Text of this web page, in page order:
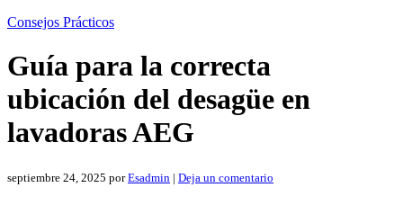
Consejos Prácticos
Guía para la correcta
ubicación del desagüe en
lavadoras AEG
septiembre 24, 2025 porEsadmin | Deja un comentario